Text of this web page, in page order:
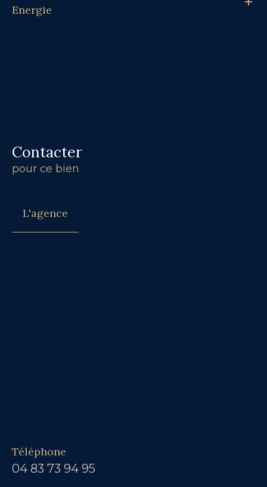
Energie
Contacter
pour ce bien
L'agence
Téléphone
04 83 73 94 95